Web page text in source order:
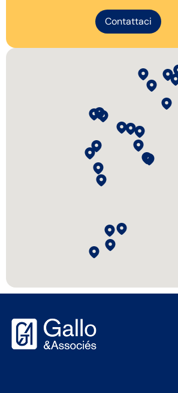
Contattaci